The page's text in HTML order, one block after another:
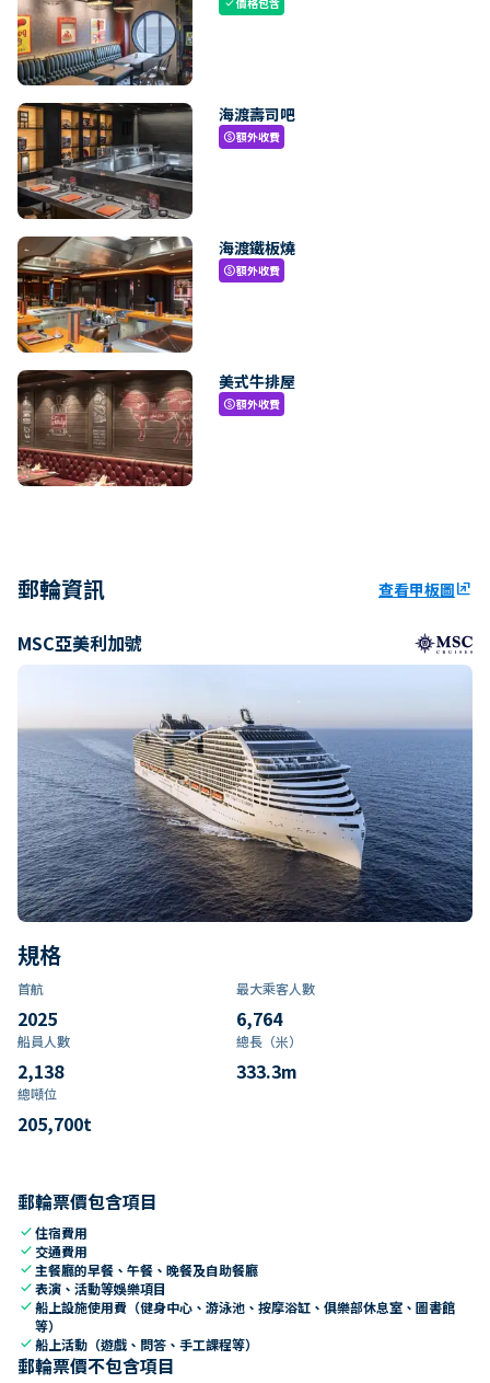
check
海渡壽司吧
paid額外收費
海渡鐵板燒
paid額外收費
美式牛排屋
paid額外收費
郵輪資訊 查看甲板圖ungroup
MSC亞美利加號
規格
首航
2025
最大乘客人數
6,764
船員人數
2,138
總長（米）
333.3m
總噸位
205,700t
郵輪票價包含項目
check住宿費用
check 交通費用
check 主餐廳的早餐、午餐、晚餐及自助餐廳
check表演、活動等娛樂項目
check船上設施使用費（健身中心、游泳池、按摩浴缸、俱樂部休息室、圖書館
等）
check船上活動（遊戲、問答、手工課程等）
郵輪票價不包含項目